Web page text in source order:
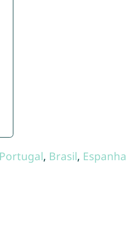
, Brasil, Espanha